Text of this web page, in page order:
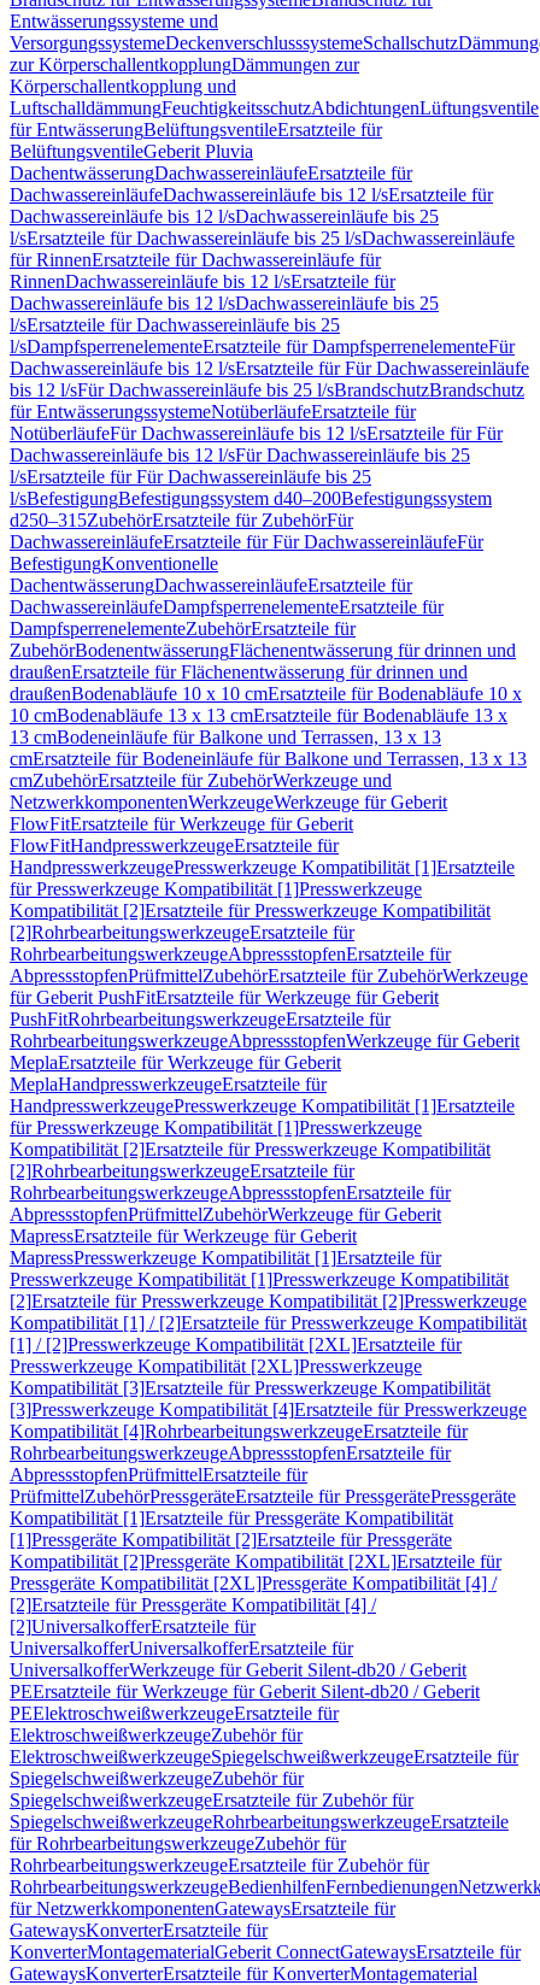
Entwässerungssysteme und
VersorgungssystemeDeckenverschlusssystemeSchallschutz
zur KörperschallentkopplungDämmungen zur
Körperschallentkopplung und
LuftschalldämmungFeuchtigkeitsschutzAbdichtungenLüftungsventile
für EntwässerungBelüftungsventileErsatzteile für
BelüftungsventileGeberit Pluvia
DachentwässerungDachwassereinläufeErsatzteile für
DachwassereinläufeDachwassereinläufe bis 12 l/sErsatzteile für
Dachwassereinläufe bis 12 l/sDachwassereinläufe bis 25
l/sErsatzteile für Dachwassereinläufe bis 25 l/sDachwassereinläufe
für RinnenErsatzteile für Dachwassereinläufe für
RinnenDachwassereinläufe bis 12 l/sErsatzteile für
Dachwassereinläufe bis 12 l/sDachwassereinläufe bis 25
l/sErsatzteile für Dachwassereinläufe bis 25
l/sDampfsperrenelementeErsatzteile für DampfsperrenelementeFür
Dachwassereinläufe bis 12 l/sErsatzteile für Für Dachwassereinläufe
bis 12 l/sFür Dachwassereinläufe bis 25 l/sBrandschutzBrandschutz
für EntwässerungssystemeNotüberläufeErsatzteile für
NotüberläufeFür Dachwassereinläufe bis 12 l/sErsatzteile für Für
Dachwassereinläufe bis 12 l/sFür Dachwassereinläufe bis 25
l/sErsatzteile für Für Dachwassereinläufe bis 25
l/sBefestigungBefestigungssystem d40–200Befestigungssystem
d250–315ZubehörErsatzteile für ZubehörFür
DachwassereinläufeErsatzteile für Für DachwassereinläufeFür
BefestigungKonventionelle
DachentwässerungDachwassereinläufeErsatzteile für
DachwassereinläufeDampfsperrenelementeErsatzteile für
DampfsperrenelementeZubehörErsatzteile für
ZubehörBodenentwässerungFlächenentwässerung für drinnen und
draußenErsatzteile für Flächenentwässerung für drinnen und
draußenBodenabläufe 10 x 10 cmErsatzteile für Bodenabläufe 10 x
10 cmBodenabläufe 13 x 13 cmErsatzteile für Bodenabläufe 13 x
13 cmBodeneinläufe für Balkone und Terrassen, 13 x 13
cmErsatzteile für Bodeneinläufe für Balkone und Terrassen, 13 x 13
cmZubehörErsatzteile für ZubehörWerkzeuge und
NetzwerkkomponentenWerkzeugeWerkzeuge für Geberit
FlowFitErsatzteile für Werkzeuge für Geberit
FlowFitHandpresswerkzeugeErsatzteile für
HandpresswerkzeugePresswerkzeuge Kompatibilität [1]Ersatzteile
für Presswerkzeuge Kompatibilität [1]Presswerkzeuge
Kompatibilität [2]Ersatzteile für Presswerkzeuge Kompatibilität
[2]RohrbearbeitungswerkzeugeErsatzteile für
RohrbearbeitungswerkzeugeAbpressstopfenErsatzteile für
AbpressstopfenPrüfmittelZubehörErsatzteile für ZubehörWerkzeuge
für Geberit PushFitErsatzteile für Werkzeuge für Geberit
PushFitRohrbearbeitungswerkzeugeErsatzteile für
RohrbearbeitungswerkzeugeAbpressstopfenWerkzeuge für Geberit
MeplaErsatzteile für Werkzeuge für Geberit
MeplaHandpresswerkzeugeErsatzteile für
HandpresswerkzeugePresswerkzeuge Kompatibilität [1]Ersatzteile
für Presswerkzeuge Kompatibilität [1]Presswerkzeuge
Kompatibilität [2]Ersatzteile für Presswerkzeuge Kompatibilität
[2]RohrbearbeitungswerkzeugeErsatzteile für
RohrbearbeitungswerkzeugeAbpressstopfenErsatzteile für
AbpressstopfenPrüfmittelZubehörWerkzeuge für Geberit
MapressErsatzteile für Werkzeuge für Geberit
MapressPresswerkzeuge Kompatibilität [1]Ersatzteile für
Presswerkzeuge Kompatibilität [1]Presswerkzeuge Kompatibilität
[2]Ersatzteile für Presswerkzeuge Kompatibilität [2]Presswerkzeuge
Kompatibilität [1] / [2]Ersatzteile für Presswerkzeuge Kompatibilität
[1] / [2]Presswerkzeuge Kompatibilität [2XL]Ersatzteile für
Presswerkzeuge Kompatibilität [2XL]Presswerkzeuge
Kompatibilität [3]Ersatzteile für Presswerkzeuge Kompatibilität
[3]Presswerkzeuge Kompatibilität [4]Ersatzteile für Presswerkzeuge
Kompatibilität [4]RohrbearbeitungswerkzeugeErsatzteile für
RohrbearbeitungswerkzeugeAbpressstopfenErsatzteile für
AbpressstopfenPrüfmittelErsatzteile für
PrüfmittelZubehörPressgeräteErsatzteile für PressgerätePressgeräte
Kompatibilität [1]Ersatzteile für Pressgeräte Kompatibilität
[1]Pressgeräte Kompatibilität [2]Ersatzteile für Pressgeräte
Kompatibilität [2]Pressgeräte Kompatibilität [2XL]Ersatzteile für
Pressgeräte Kompatibilität [2XL]Pressgeräte Kompatibilität [4] /
[2]Ersatzteile für Pressgeräte Kompatibilität [4] /
[2]UniversalkofferErsatzteile für
UniversalkofferUniversalkofferErsatzteile für
UniversalkofferWerkzeuge für Geberit Silent-db20 / Geberit
PEErsatzteile für Werkzeuge für Geberit Silent-db20 / Geberit
PEElektroschweißwerkzeugeErsatzteile für
ElektroschweißwerkzeugeZubehör für
ElektroschweißwerkzeugeSpiegelschweißwerkzeugeErsatzteile für
SpiegelschweißwerkzeugeZubehör für
SpiegelschweißwerkzeugeErsatzteile für Zubehör für
SpiegelschweißwerkzeugeRohrbearbeitungswerkzeugeErsatzteile
für RohrbearbeitungswerkzeugeZubehör für
RohrbearbeitungswerkzeugeErsatzteile für Zubehör für
RohrbearbeitungswerkzeugeBedienhilfenFernbedienungen
für NetzwerkkomponentenGatewaysErsatzteile für
GatewaysKonverterErsatzteile für
KonverterMontagematerialGeberit ConnectGatewaysErsatzteile für
GatewaysKonverterErsatzteile für KonverterMontagematerial